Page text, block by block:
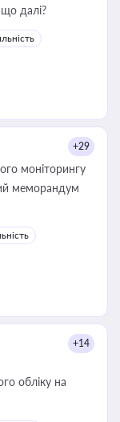
далі?
+29
моніторингу
меморандум
+14
обліку на